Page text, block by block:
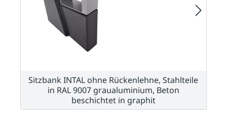
Sitzbank INTAL ohne Rückenlehne, Stahlteile
in RAL 9007 graualuminium, Beton
beschichtet in graphit